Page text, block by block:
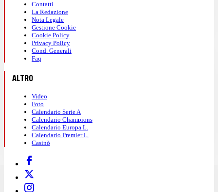
Contatti
La Redazione
Nota Legale
Gestione Cookie
Cookie Policy
Privacy Policy
Cond. Generali
Faq
ALTRO
Video
Foto
Calendario Serie A
Calendario Champions
Calendario Europa L.
Calendario Premier L.
Casinò